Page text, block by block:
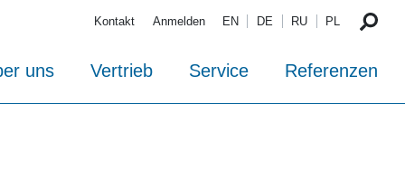
Kontakt Anmelden EN DE RU PL
uns Vertrieb Service Referenzen